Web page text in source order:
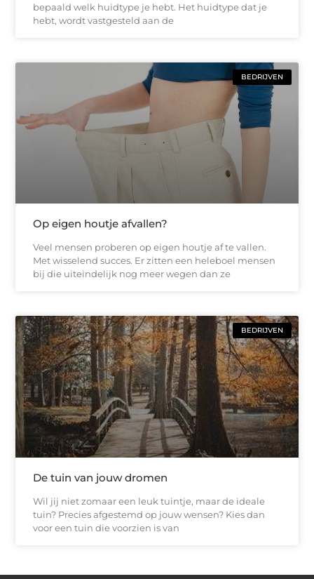
bepaald welk huidtype je hebt. Het huidtype dat je
hebt, wordt vastgesteld aan de
BEDRIJVEN
Op eigen houtje afvallen?
Veel mensen proberen op eigen houtje af te vallen.
Met wisselend succes. Er zitten een heleboel mensen
bij die uiteindelijk nog meer wegen dan ze
BEDRIJVEN
De tuin van jouw dromen
Wil jij niet zomaar een leuk tuintje, maar de ideale
tuin? Precies afgestemd op jouw wensen? Kies dan
voor een tuin die voorzien is van